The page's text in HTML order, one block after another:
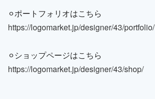
⚪︎ポートフォリオはこちら
https://logomarket.jp/designer/43/portfolio/
⚪︎ショップページはこちら
https://logomarket.jp/designer/43/shop/